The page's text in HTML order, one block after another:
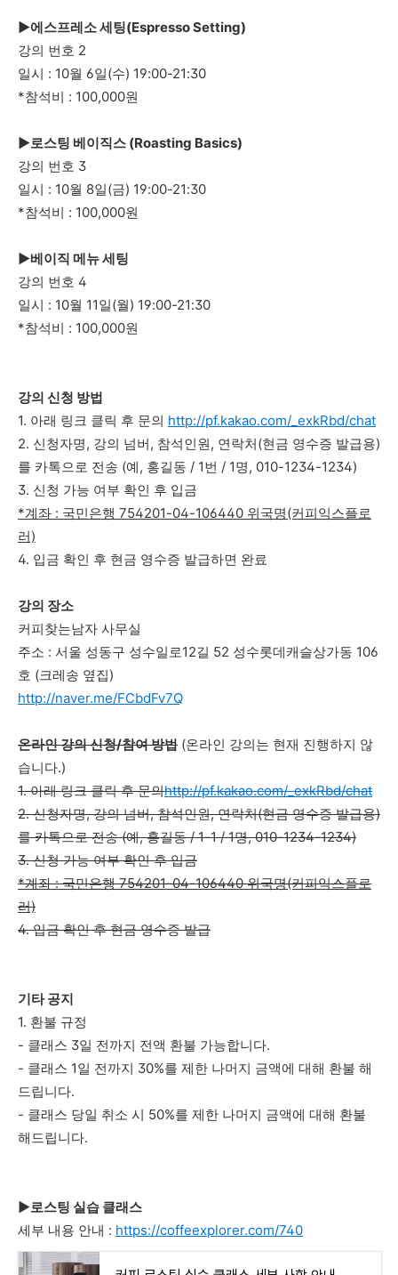
►에스프레소 세팅(Espresso Setting)
강의 번호 2
일시 : 10월 6일(수) 19:00-21:30
*참석비 : 100,000원
►로스팅 베이직스 (Roasting Basics)
강의 번호 3
일시 : 10월 8일(금) 19:00-21:30
*참석비 : 100,000원
►베이직 메뉴 세팅
강의 번호 4
일시 : 10월 11일(월) 19:00-21:30
*참석비 : 100,000원
강의 신청 방법
1. 아래 링크 클릭 후 문의 http://pf.kakao.com/_exkRbd/chat
2. 신청자명, 강의 넘버, 참석인원, 연락처(현금 영수증 발급용)
를 카톡으로 전송 (예, 홍길동 / 1번 / 1명, 010-1234-1234)
3. 신청 가능 여부 확인 후 입금
*계좌 : 국민은행 754201-04-106440 위국명(커피익스플로
러)
4. 입금 확인 후 현금 영수증 발급하면 완료
강의 장소
커피찾는남자 사무실
주소 : 서울 성동구 성수일로12길 52 성수롯데캐슬상가동 106
호 (크레송 옆집)
http://naver.me/FCbdFv7Q
온라인 강의 신청/참여 방법 (온라인 강의는 현재 진행하지 않
습니다.)
1. 아래 링크 클릭 후 문의http://pf.kakao.com/_exkRbd/chat
2. 신청자명, 강의 넘버, 참석인원, 연락처(현금 영수증 발급용)
를 카톡으로 전송 (예, 홍길동 / 1-1 / 1명, 010-1234-1234)
3. 신청 가능 여부 확인 후 입금
*계좌 : 국민은행 754201-04-106440 위국명(커피익스플로
러)
4. 입금 확인 후 현금 영수증 발급
기타 공지
1. 환불 규정
- 클래스 3일 전까지 전액 환불 가능합니다.
- 클래스 1일 전까지 30%를 제한 나머지 금액에 대해 환불 해
드립니다.
- 클래스 당일 취소 시 50%를 제한 나머지 금액에 대해 환불
해드립니다.
►로스팅 실습 클래스
세부 내용 안내 : https://coffeexplorer.com/740